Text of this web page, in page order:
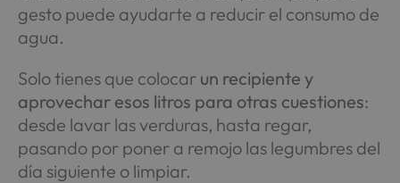
gesto puede ayudarte a reducir el consumo de
agua.
Solo tienes que colocar un recipiente y
aprovechar esos litros para otras cuestiones:
desde lavar las verduras, hasta regar,
pasando por poner a remojo las legumbres del
día siguiente o limpiar.